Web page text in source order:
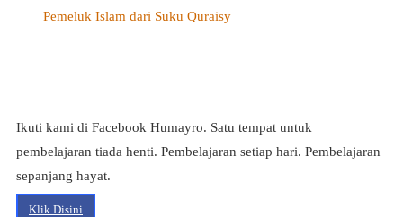
Pemeluk Islam dari Suku Quraisy
Ikuti kami di Facebook Humayro. Satu tempat untuk
pembelajaran tiada henti. Pembelajaran setiap hari. Pembelajaran
sepanjang hayat.
Klik Disini